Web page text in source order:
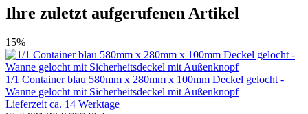
Ihre zuletzt aufgerufenen Artikel
15%
1/1 Container blau 580mm x 280mm x 100mm Deckel gelocht -
Wanne gelocht mit Sicherheitsdeckel mit Außenknopf
Lieferzeit ca. 14 Werktage